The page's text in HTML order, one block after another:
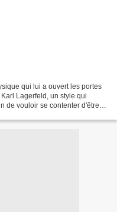
qui lui a ouvert les portes
Lagerfeld, un style qui
de vouloir se contenter d'être